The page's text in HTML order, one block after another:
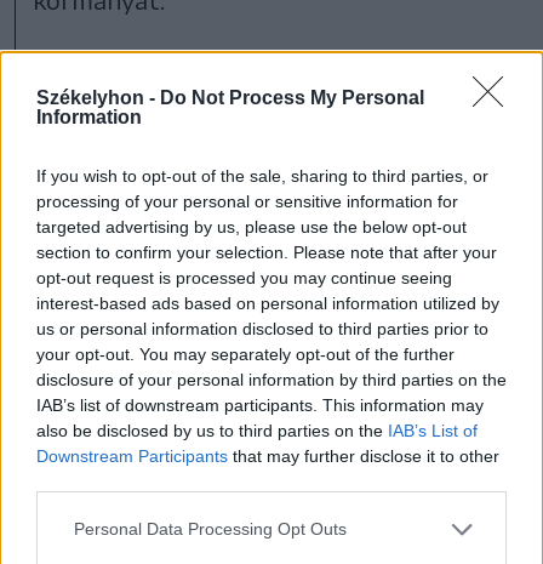
Székelyhon - Do Not Process My Personal
Information
If you wish to opt-out of the sale, sharing to third parties, or
processing of your personal or sensitive information for
targeted advertising by us, please use the below opt-out
section to confirm your selection. Please note that after your
opt-out request is processed you may continue seeing
interest-based ads based on personal information utilized by
us or personal information disclosed to third parties prior to
your opt-out. You may separately opt-out of the further
disclosure of your personal information by third parties on the
IAB’s list of downstream participants. This information may
also be disclosed by us to third parties on the IAB’s List of
Downstream Participants that may further disclose it to other
Personal Data Processing Opt Outs
partnersége őszinte, az államfő és a PNL
számára.
A kormányfő hangsúlyozta, a PSD mellett
volt koalíciós kollégái is különféle vádakkal
illették, ő azonban minden esetben
bebizonyította, hogy nincs igazuk, és
megvalósította ígéreteit, amit a hivatalos
adatok is alátámasztanak.